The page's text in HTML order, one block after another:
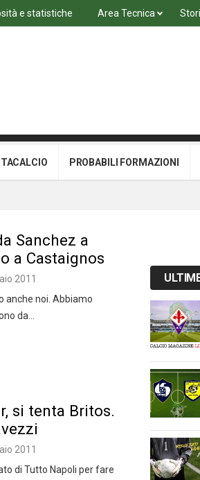
e statistiche Area Tecnica
PROBABILI FORMAZIONI
Sanchez a
a Castaignos
2011
anche noi. Abbiamo
da…
si tenta Britos.
2011
di Tutto Napoli per fare